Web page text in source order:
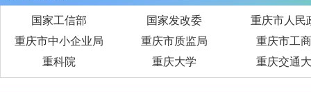
国家工信部 国家发改委
重庆市人民
重庆市中小企业局
重庆市质监局
重庆市工
重科院
重庆大学 重庆交通